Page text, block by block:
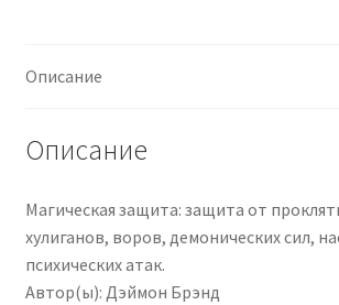
Thieves,
Forces,
Violence,
and
Psychic
Attack
Описание
Описание
Магическая защита: защита от
хулиганов, воров, демонических сил,
психических атак.
Автор(ы): Дэймон Брэнд